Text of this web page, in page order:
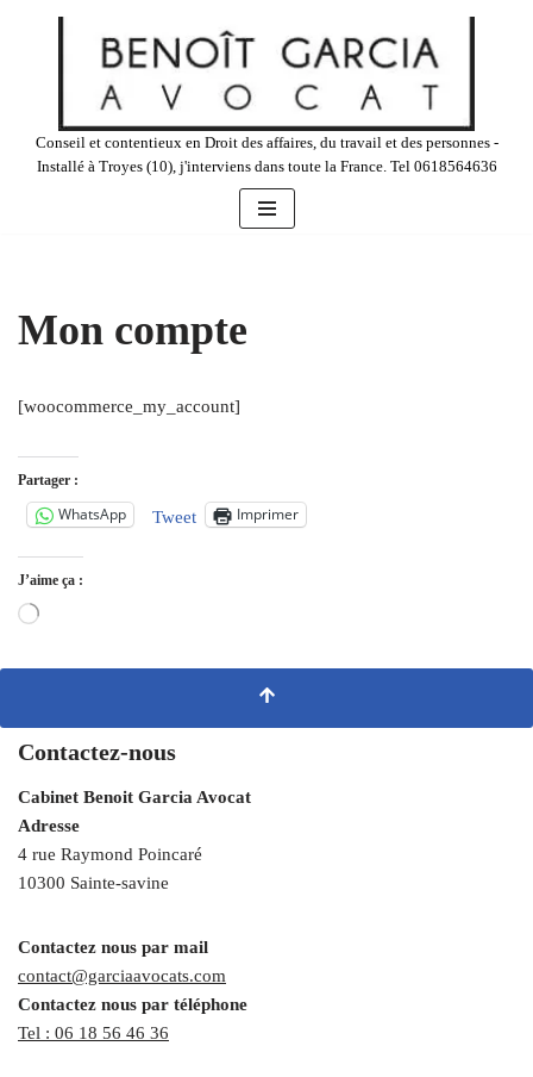
contenu
Conseil et contentieux en Droit des affaires, du travail et des personnes -
Installé à Troyes (10), j'interviens dans toute la France. Tel 0618564636
Mon compte
[woocommerce_my_account]
Partager :
WhatsApp Tweet Imprimer
J’aime ça :
Contactez-nous
Cabinet Benoit Garcia Avocat
Adresse
4 rue Raymond Poincaré
10300 Sainte-savine
Contactez nous par mail
contact@garciaavocats.com
Contactez nous par téléphone
Tel : 06 18 56 46 36